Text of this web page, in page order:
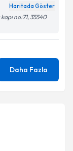
Haritada Göster
no:71, 35540
Daha Fazla